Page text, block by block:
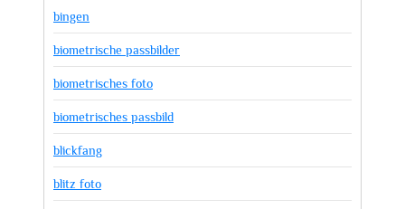
bingen
biometrische passbilder
biometrisches foto
biometrisches passbild
blickfang
blitz foto